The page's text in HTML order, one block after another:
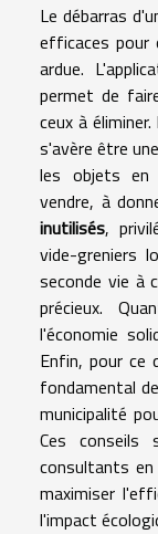
Le débarras
efficaces pour
ardue.
permet de
ceux à
s'avère être
les objets en
vendre, à
inutilisés,
vide-greniers
seconde vie à
précieux.
l'économie
Enfin, pour ce
fondamental
municipalité
Ces conseils
consultants
maximiser
l'impact